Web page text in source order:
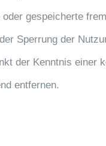
gespeicherte
Sperrung der
der Kenntnis
entfernen.